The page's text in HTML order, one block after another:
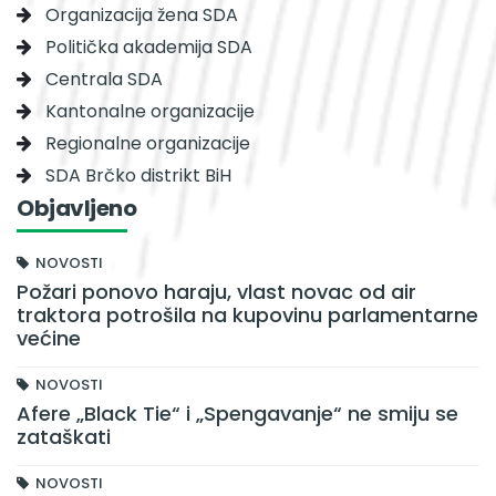
Organizacija žena SDA
Politička akademija SDA
Centrala SDA
Kantonalne organizacije
Regionalne organizacije
SDA Brčko distrikt BiH
Objavljeno
NOVOSTI
Požari ponovo haraju, vlast novac od air
traktora potrošila na kupovinu parlamentarne
većine
NOVOSTI
Afere „Black Tie“ i „Spengavanje“ ne smiju se
zataškati
NOVOSTI